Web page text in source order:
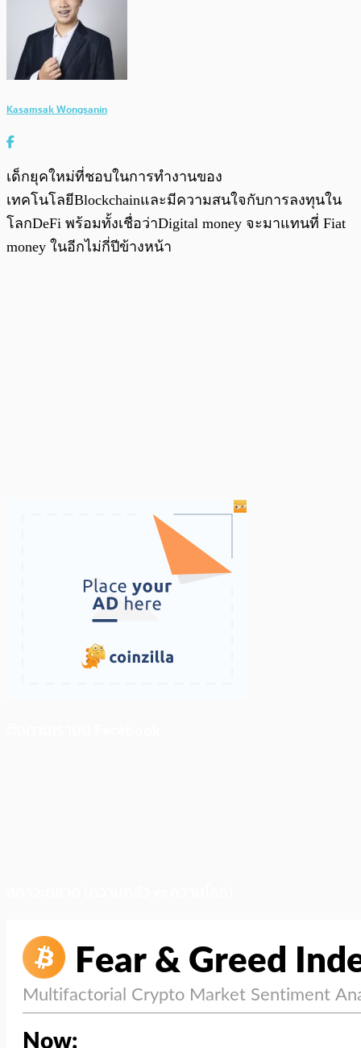
Kasamsak Wongsanin
เด็กยุคใหม่ที่ชอบในการทำงานของ
เทคโนโลยีBlockchainและมีความสนใจกับการลงทุนใน
โลกDeFi พร้อมทั้งเชื่อว่าDigital money จะมาแทนที่ Fiat
money ในอีกไม่กี่ปีข้างหน้า